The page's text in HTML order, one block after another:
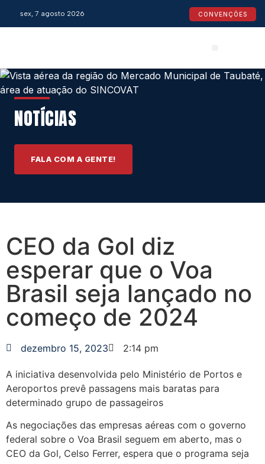
sex, 7 agosto 2026 CONVENÇÕES
NOTÍCIAS
FALA COM A GENTE!
CEO da Gol diz
esperar que o Voa
Brasil seja lançado no
começo de 2024
dezembro 15, 2023 2:14 pm
A iniciativa desenvolvida pelo Ministério de Portos e
Aeroportos prevê passagens mais baratas para
determinado grupo de passageiros
As negociações das empresas aéreas com o governo
federal sobre o Voa Brasil seguem em aberto, mas o
CEO da Gol, Celso Ferrer, espera que o programa seja